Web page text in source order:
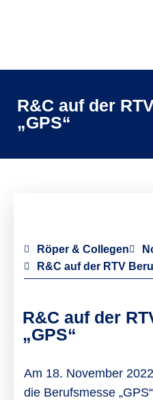
R&C auf der
„GPS“
Röper & Collegen
R&C auf der RTV
R&C auf der
„GPS“
Am 18. November
die Berufsmesse